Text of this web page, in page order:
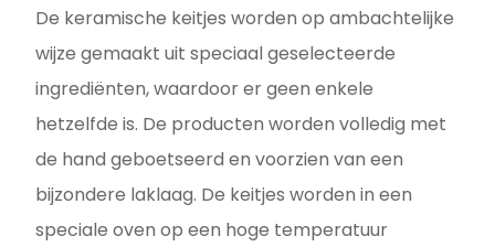
De keramische keitjes worden op ambachtelijke
wijze gemaakt uit speciaal geselecteerde
ingrediënten, waardoor er geen enkele
hetzelfde is. De producten worden volledig met
de hand geboetseerd en voorzien van een
bijzondere laklaag. De keitjes worden in een
speciale oven op een hoge temperatuur